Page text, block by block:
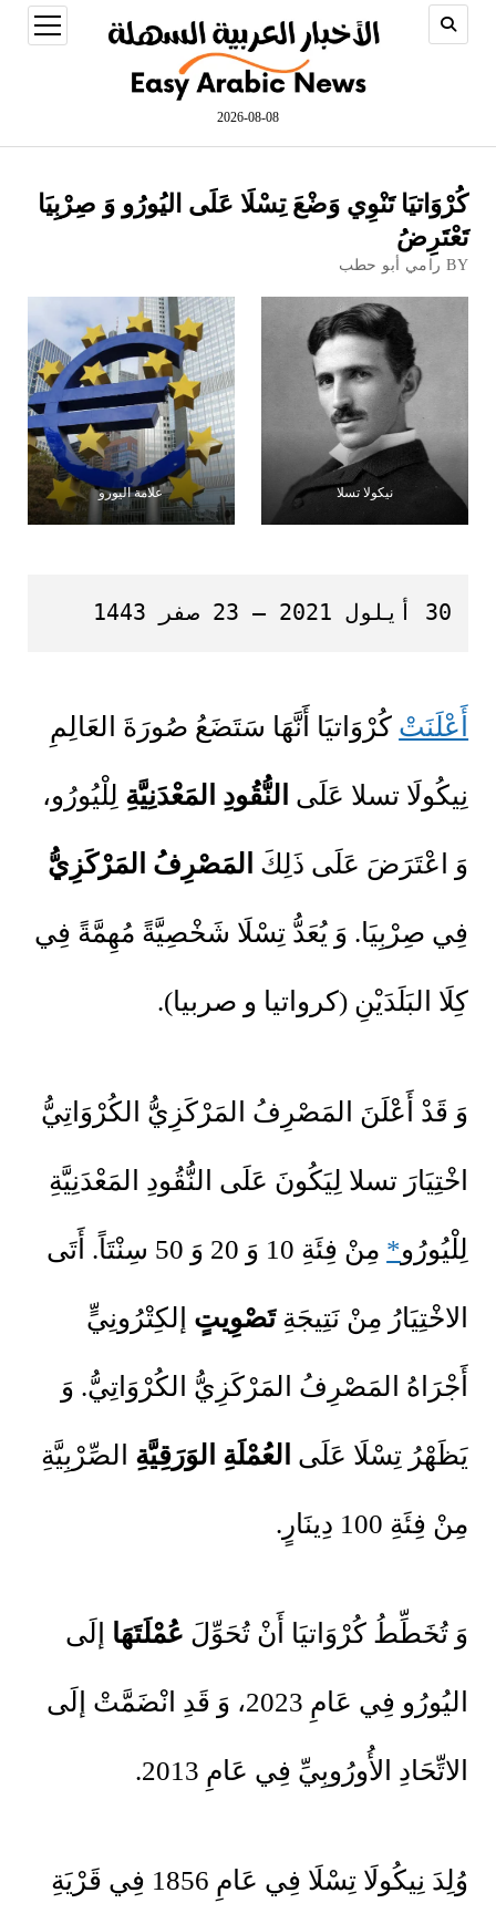
2026-08-08
open
menu
كُرْوَاتيَا تَنْوِي وَضْعَ تِسْلَا عَلَى اليُورُو وَ صِرْبِيَا
تَعْتَرِضُ
BY رامي أبو حطب
نيكولا تسلا علامة اليورو
30 أيلول 2021 – 23 صفر 1443
أَعْلَنَتْ كُرْوَاتيَا أَنَّهَا سَتَضَعُ صُورَةَ العَالِمِ
نِيكُولَا تسلا عَلَى النُّقُودِ المَعْدَنِيَّةِ لِلْيُورُو،
وَ اعْتَرَضَ عَلَى ذَلِكَ المَصْرِفُ المَرْكَزِيُّ
فِي صِرْبِيَا. وَ يُعَدُّ تِسْلَا شَخْصِيَّةً مُهِمَّةً فِي
كِلَا البَلَدَيْنِ (كرواتيا و صربيا).
وَ قَدْ أَعْلَنَ المَصْرِفُ المَرْكَزِيُّ الكُرْوَاتِيُّ
اخْتِيَارَ تسلا لِيَكُونَ عَلَى النُّقُودِ المَعْدَنِيَّةِ
لِلْيُورُو* مِنْ فِئَةِ 10 وَ 20 وَ 50 سِنْتَاً. أَتَى
الاخْتِيَارُ مِنْ نَتِيجَةِتَصْوِيتٍ إلكِتْرُونِيٍّ
أَجْرَاهُ المَصْرِفُ المَرْكَزِيُّ الكُرْوَاتِيُّ. وَ
يَظَهْرُ تِسْلَا عَلَى العُمْلَةِ الوَرَقِيَّةِ الصِّرْبِيَّةِ
مِنْ فِئَةِ 100 دِينَارٍ.
وَ تُخَطِّطُ كُرْوَاتيَا أَنْ تُحَوِّلَ عُمْلَتَهَا إلَى
اليُورُو فِي عَامِ 2023، وَ قَدِ انْضَمَّتْ إلَى
الاتِّحَادِ الأُورُوبِيِّ فِي عَامِ 2013.
وُلِدَ نِيكُولَا تِسْلَا فِي عَامِ 1856 فِي قَرْيَةِ